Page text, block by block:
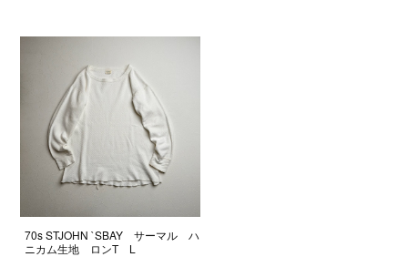
70s STJOHN `SBAY サーマル ハ
ニカム生地 ロンT L